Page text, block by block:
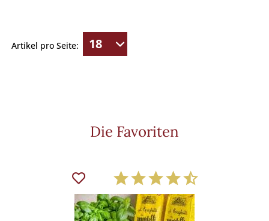
Artikel pro Seite:
Die Favoriten